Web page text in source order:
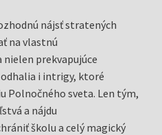
nájsť stratených
na vlastnú
nielen prekvapujúce
i intrigy, ktoré
Polnočného sveta. Len tým,
a nájdu
školu a celý magický